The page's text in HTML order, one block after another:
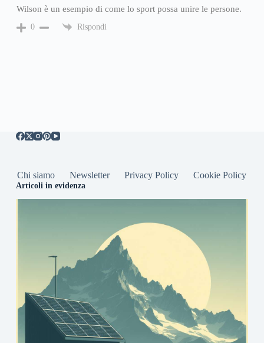
Wilson è un esempio di come lo sport possa unire le persone.
0 Rispondi
Chi siamo Newsletter Privacy Policy Cookie Policy
Articoli in evidenza